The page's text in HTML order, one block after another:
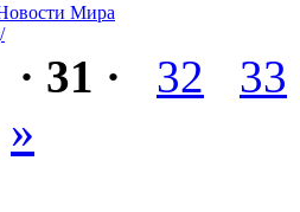
Мира
· 31 · 32
33
»